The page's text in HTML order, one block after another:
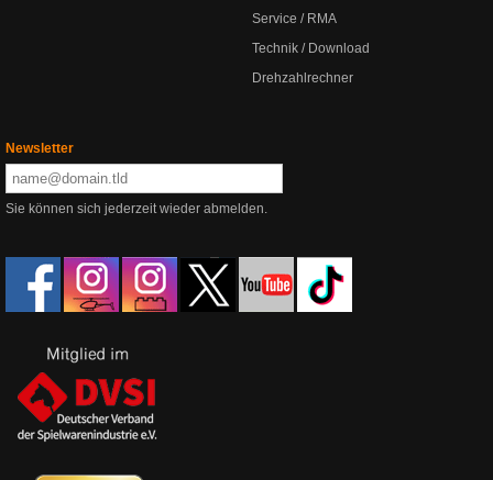
Service / RMA
Technik / Download
Drehzahlrechner
Newsletter
Sie können sich jederzeit wieder abmelden.